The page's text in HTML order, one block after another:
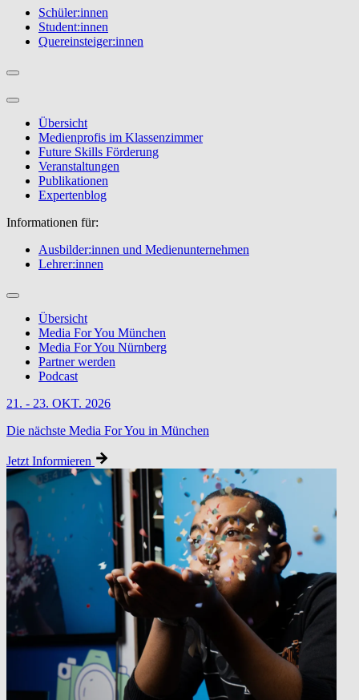
Schüler:innen
Student:innen
Quereinsteiger:innen
Übersicht
Medienprofis im Klassenzimmer
Future Skills Förderung
Veranstaltungen
Publikationen
Expertenblog
Informationen für:
Ausbilder:innen und Medienunternehmen
Lehrer:innen
Übersicht
Media For You München
Media For You Nürnberg
Partner werden
Podcast
21. - 23. OKT. 2026
Die nächste Media For You in München
Jetzt Informieren